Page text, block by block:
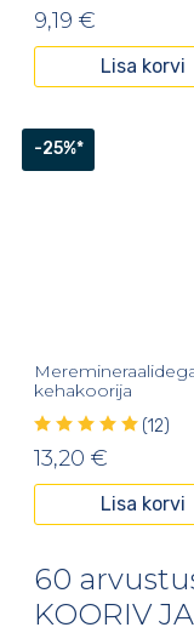
9,19 €
Lisa korvi
-25%*
kehakoorija
(12)
13,20 €
Lisa korvi
60
KOORIV